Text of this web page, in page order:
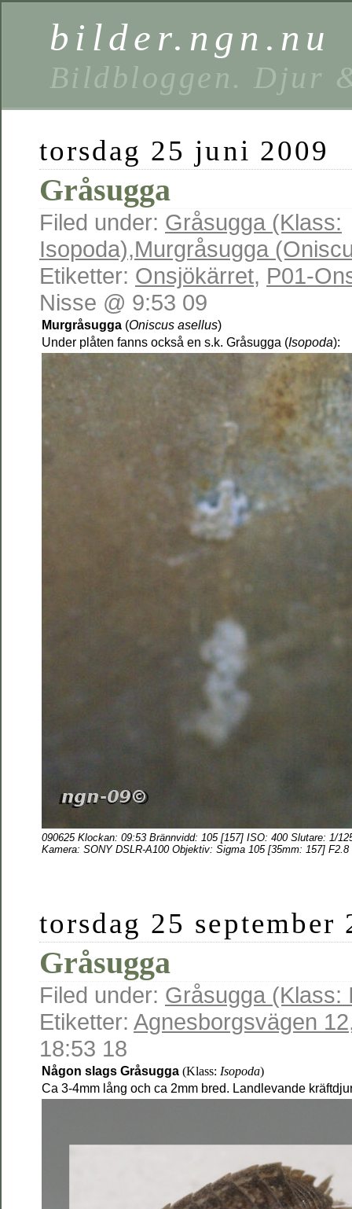
bilder.ngn.nu
Bildbloggen. Djur
torsdag 25 juni 2009
Gråsugga
Filed under: Gråsugga (Klass:
Isopoda),Murgråsugga
Etiketter: Onsjökärret, P01-
Nisse @ 9:53 09
Murgråsugga (Oniscus asellus)
Under plåten fanns också en s.k. Gråsugga (Isopoda):
090625 Klockan: 09:53 Brännvidd: 105 [157] ISO: 400 Slutare: 1/
Kamera: SONY DSLR-A100 Objektiv: Sigma 105 [35mm: 157] F2.8
torsdag 25 september
Gråsugga
Filed under: Gråsugga (Klass:
Etiketter: Agnesborgsvägen 12
18:53 18
Någon slags Gråsugga (Klass: Isopoda)
Ca 3-4mm lång och ca 2mm bred. Landlevande